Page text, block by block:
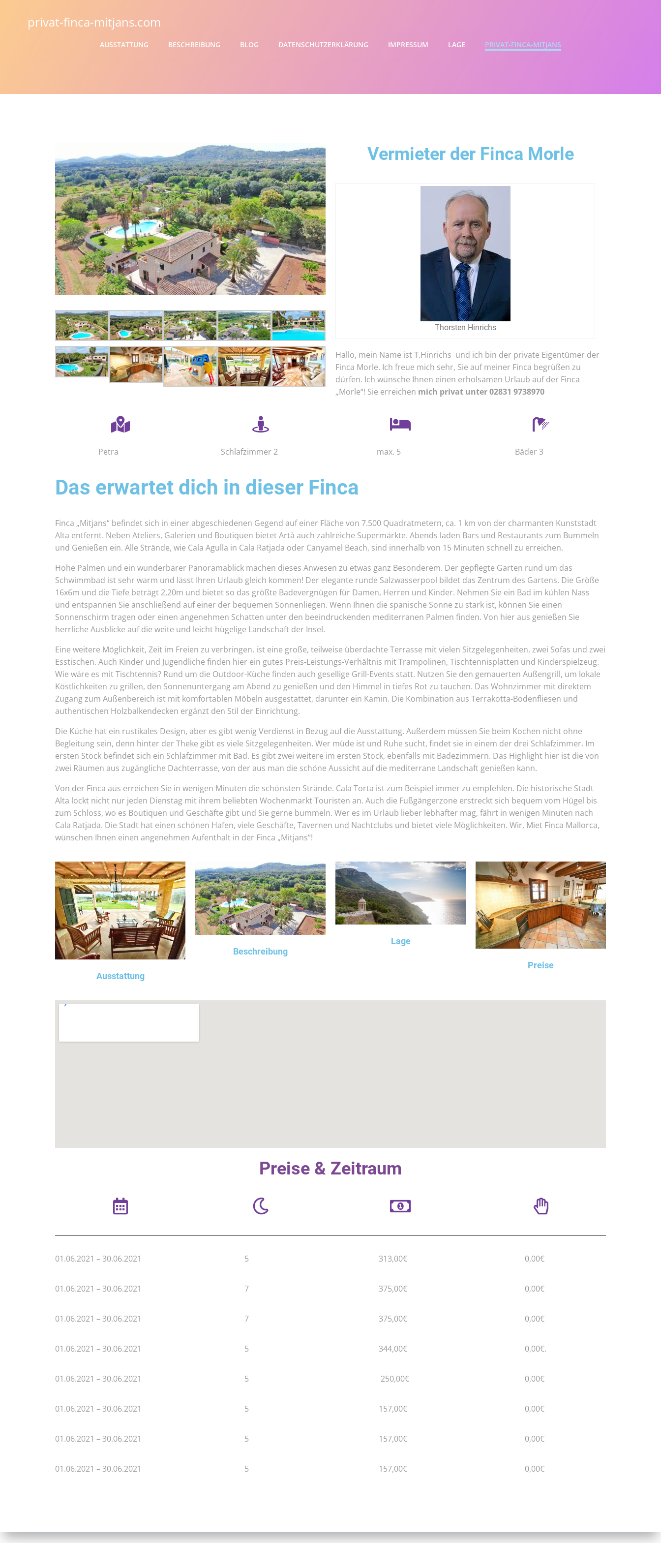
privat-finca-mitjans.com
AUSSTATTUNG BESCHREIBUNG BLOG DATENSCHUTZERKLÄRUNG IMPRESSUM LAGE PRIVAT-FINCA-MITJANS
Vermieter der Finca Morle
Thorsten Hinrichs
Hallo, mein Name ist T.Hinrichs und ich bin der private Eigentümer der
Finca Morle. Ich freue mich sehr, Sie auf meiner Finca begrüßen zu
dürfen. Ich wünsche Ihnen einen erholsamen Urlaub auf der Finca
„Morle“! Sie erreichen mich privat unter02831 9738970
Petra Schlafzimmer 2 max. 5 Bäder 3
Das erwartet dich in dieser Finca
Finca „Mitjans“ befindet sich in einer abgeschiedenen Gegend auf einer Fläche von 7.500 Quadratmetern, ca. 1 km von der charmanten Kunststadt
Alta entfernt. Neben Ateliers, Galerien und Boutiquen bietet Artà auch zahlreiche Supermärkte. Abends laden Bars und Restaurants zum Bummeln
und Genießen ein. Alle Strände, wie Cala Agulla in Cala Ratjada oder Canyamel Beach, sind innerhalb von 15 Minuten schnell zu erreichen.
Hohe Palmen und ein wunderbarer Panoramablick machen dieses Anwesen zu etwas ganz Besonderem. Der gepflegte Garten rund um das
Schwimmbad ist sehr warm und lässt Ihren Urlaub gleich kommen! Der elegante runde Salzwasserpool bildet das Zentrum des Gartens. Die Größe
16x6m und die Tiefe beträgt 2,20m und bietet so das größte Badevergnügen für Damen, Herren und Kinder. Nehmen Sie ein Bad im kühlen Nass
und entspannen Sie anschließend auf einer der bequemen Sonnenliegen. Wenn Ihnen die spanische Sonne zu stark ist, können Sie einen
Sonnenschirm tragen oder einen angenehmen Schatten unter den beeindruckenden mediterranen Palmen finden. Von hier aus genießen Sie
herrliche Ausblicke auf die weite und leicht hügelige Landschaft der Insel.
Eine weitere Möglichkeit, Zeit im Freien zu verbringen, ist eine große, teilweise überdachte Terrasse mit vielen Sitzgelegenheiten, zwei Sofas und zwei
Esstischen. Auch Kinder und Jugendliche finden hier ein gutes Preis-Leistungs-Verhältnis mit Trampolinen, Tischtennisplatten und Kinderspielzeug.
Wie wäre es mit Tischtennis? Rund um die Outdoor-Küche finden auch gesellige Grill-Events statt. Nutzen Sie den gemauerten Außengrill, um lokale
Köstlichkeiten zu grillen, den Sonnenuntergang am Abend zu genießen und den Himmel in tiefes Rot zu tauchen. Das Wohnzimmer mit direktem
Zugang zum Außenbereich ist mit komfortablen Möbeln ausgestattet, darunter ein Kamin. Die Kombination aus Terrakotta-Bodenfliesen und
authentischen Holzbalkendecken ergänzt den Stil der Einrichtung.
Die Küche hat ein rustikales Design, aber es gibt wenig Verdienst in Bezug auf die Ausstattung. Außerdem müssen Sie beim Kochen nicht ohne
Begleitung sein, denn hinter der Theke gibt es viele Sitzgelegenheiten. Wer müde ist und Ruhe sucht, findet sie in einem der drei Schlafzimmer. Im
ersten Stock befindet sich ein Schlafzimmer mit Bad. Es gibt zwei weitere im ersten Stock, ebenfalls mit Badezimmern. Das Highlight hier ist die von
zwei Räumen aus zugängliche Dachterrasse, von der aus man die schöne Aussicht auf die mediterrane Landschaft genießen kann.
Von der Finca aus erreichen Sie in wenigen Minuten die schönsten Strände. Cala Torta ist zum Beispiel immer zu empfehlen. Die historische Stadt
Alta lockt nicht nur jeden Dienstag mit ihrem beliebten Wochenmarkt Touristen an. Auch die Fußgängerzone erstreckt sich bequem vom Hügel bis
zum Schloss, wo es Boutiquen und Geschäfte gibt und Sie gerne bummeln. Wer es im Urlaub lieber lebhafter mag, fährt in wenigen Minuten nach
Cala Ratjada. Die Stadt hat einen schönen Hafen, viele Geschäfte, Tavernen und Nachtclubs und bietet viele Möglichkeiten. Wir, Miet Finca Mallorca,
wünschen Ihnen einen angenehmen Aufenthalt in der Finca „Mitjans“!
Ausstattung
Beschreibung
Lage
Preise
Preise & Zeitraum
01.06.2021 – 30.06.2021
01.06.2021 – 30.06.2021
01.06.2021 – 30.06.2021
01.06.2021 – 30.06.2021
01.06.2021 – 30.06.2021
01.06.2021 – 30.06.2021
01.06.2021 – 30.06.2021
01.06.2021 – 30.06.2021
5
7
7
5
5
5
5
5
313,00€
375,00€
375,00€
344,00€
250,00€
157,00€
157,00€
157,00€
0,00€
0,00€
0,00€
0,00€.
0,00€
0,00€
0,00€
0,00€